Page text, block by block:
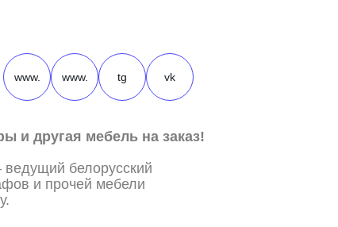
и другая мебель на заказ!
белорусский
и прочей мебели
www. www. tg vk